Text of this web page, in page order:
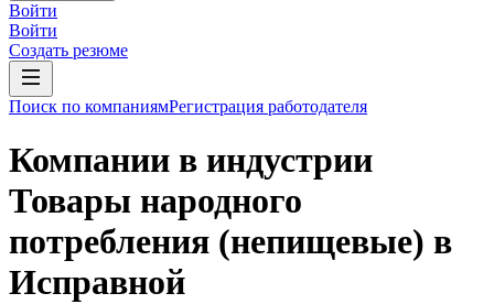
Войти
Войти
Создать резюме
Поиск по компаниямРегистрация работодателя
Компании в индустрии
Товары народного
потребления (непищевые) в
Исправной